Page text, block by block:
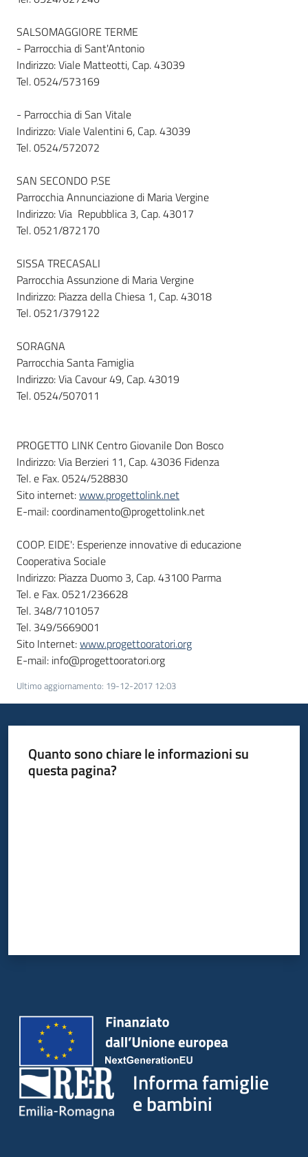
SALSOMAGGIORE TERME
- Parrocchia di Sant'Antonio
Indirizzo: Viale Matteotti, Cap. 43039
Tel. 0524/573169
- Parrocchia di San Vitale
Indirizzo: Viale Valentini 6, Cap. 43039
Tel. 0524/572072
SAN SECONDO P.SE
Parrocchia Annunciazione di Maria Vergine
Indirizzo: Via Repubblica 3, Cap. 43017
Tel. 0521/872170
SISSA TRECASALI
Parrocchia Assunzione di Maria Vergine
Indirizzo: Piazza della Chiesa 1, Cap. 43018
Tel. 0521/379122
SORAGNA
Parrocchia Santa Famiglia
Indirizzo: Via Cavour 49, Cap. 43019
Tel. 0524/507011
PROGETTO LINK Centro Giovanile Don Bosco
Indirizzo: Via Berzieri 11, Cap. 43036 Fidenza
Tel. e Fax. 0524/528830
Sito internet:www.progettolink.net
E-mail: coordinamento@progettolink.net
COOP. EIDE': Esperienze innovative di educazione
Cooperativa Sociale
Indirizzo: Piazza Duomo 3, Cap. 43100 Parma
Tel. e Fax. 0521/236628
Tel. 348/7101057
Tel. 349/5669001
Sito Internet:www.progettooratori.org
E-mail: info@progettooratori.org
Ultimo aggiornamento: 19-12-2017 12:03
Quanto sono chiare le informazioni su
questa pagina?
Informa famiglie
e bambini